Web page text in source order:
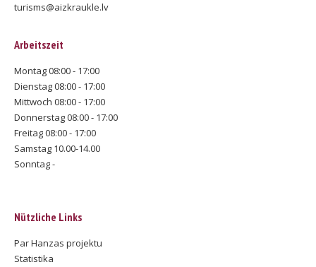
turisms@aizkraukle.lv
Arbeitszeit
Montag 08:00 - 17:00
Dienstag 08:00 - 17:00
Mittwoch 08:00 - 17:00
Donnerstag 08:00 - 17:00
Freitag 08:00 - 17:00
Samstag 10.00-14.00
Sonntag -
Nützliche Links
Par Hanzas projektu
Statistika